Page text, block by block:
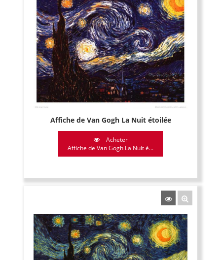
Affiche de Van Gogh La Nuit étoilée
Acheter
Affiche de Van Gogh La Nuit é...